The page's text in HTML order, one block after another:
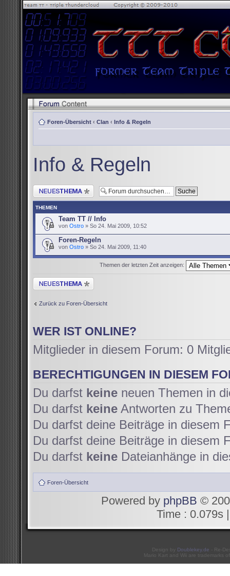
Foren-Übersicht ‹ Clan ‹ Info & Regeln
Info & Regeln
Neues Thema erstellen
THEMEN
Team TT // Info
von Ostro » So 24. Mai 2009, 10:52
Foren-Regeln
von Ostro » So 24. Mai 2009, 11:40
Themen der letzten Zeit anzeigen:
Neues Thema erstellen
Zurück zu Foren-Übersicht
WER IST ONLINE?
Mitglieder in diesem Forum: 0
BERECHTIGUNGEN IN DIESEM
Du darfst keine neuen Themen in
Du darfst keine Antworten zu
Du darfst deine Beiträge in diesem
Du darfst deine Beiträge in diesem
Du darfst keine Dateianhänge in
Foren-Übersicht
Powered by phpBB ©
Time : 0.079s
Design by Doublekey.de - Re-
Mario Kart and Wii are trademarks